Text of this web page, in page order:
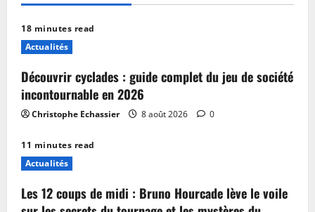
18 minutes read
Actualités
Découvrir cyclades : guide complet du jeu de société
incontournable en 2026
Christophe Echassier 8 août 2026 0
11 minutes read
Actualités
Les 12 coups de midi : Bruno Hourcade lève le voile